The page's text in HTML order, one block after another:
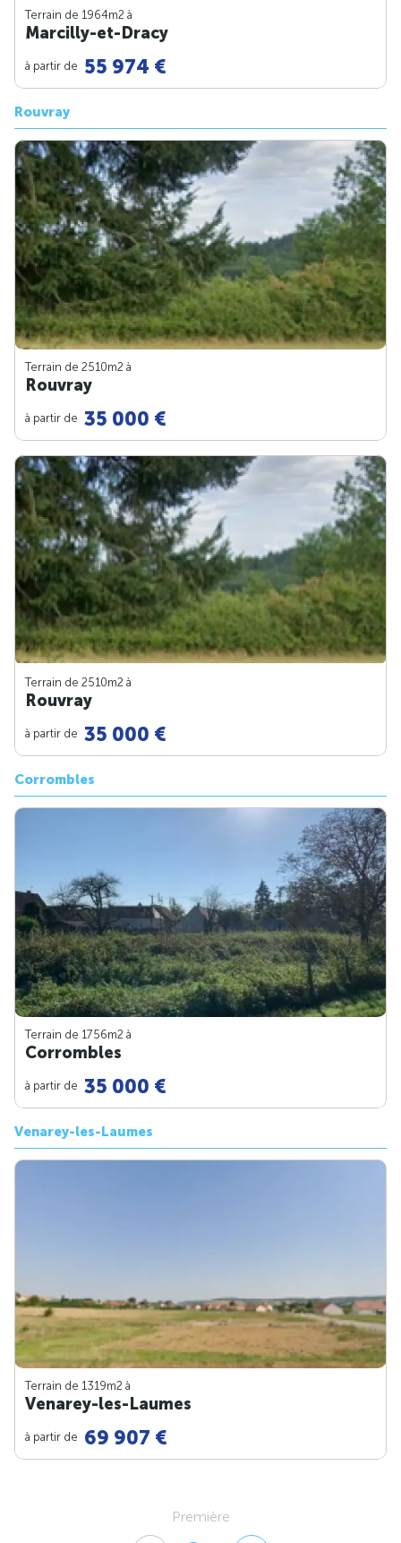
Terrain de 1964m2 à
Marcilly-et-Dracy
à partir de 55 974 €
Rouvray
Terrain de 2510m2 à
Rouvray
à partir de 35 000 €
Terrain de 2510m2 à
Rouvray
à partir de 35 000 €
Corrombles
Terrain de 1756m2 à
Corrombles
à partir de 35 000 €
Venarey-les-Laumes
Terrain de 1319m2 à
Venarey-les-Laumes
à partir de 69 907 €
Première